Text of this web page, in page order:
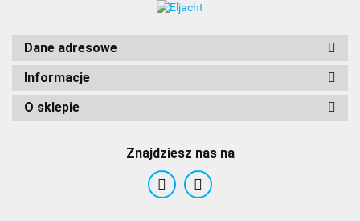
Dane adresowe
Informacje
O sklepie
Znajdziesz nas na